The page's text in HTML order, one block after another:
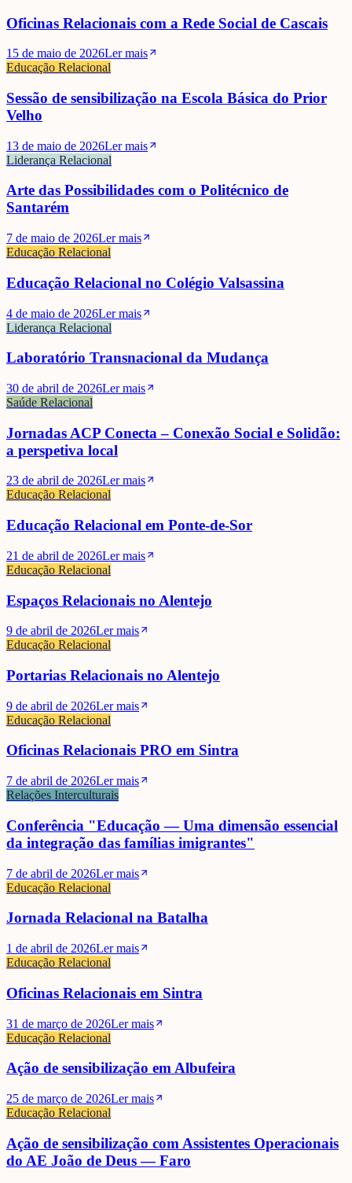
Oficinas Relacionais com a Rede Social de Cascais
15 de maio de 2026Ler mais
Educação Relacional
Sessão de sensibilização na Escola Básica do Prior
Velho
13 de maio de 2026Ler mais
Liderança Relacional
Arte das Possibilidades com o Politécnico de
Santarém
7 de maio de 2026Ler mais
Educação Relacional
Educação Relacional no Colégio Valsassina
4 de maio de 2026Ler mais
Liderança Relacional
Laboratório Transnacional da Mudança
30 de abril de 2026Ler mais
Saúde Relacional
Jornadas ACP Conecta – Conexão Social e Solidão:
a perspetiva local
23 de abril de 2026Ler mais
Educação Relacional
Educação Relacional em Ponte-de-Sor
21 de abril de 2026Ler mais
Educação Relacional
Espaços Relacionais no Alentejo
9 de abril de 2026Ler mais
Educação Relacional
Portarias Relacionais no Alentejo
9 de abril de 2026Ler mais
Educação Relacional
Oficinas Relacionais PRO em Sintra
7 de abril de 2026Ler mais
Relações Interculturais
Conferência "Educação — Uma dimensão essencial
da integração das famílias imigrantes"
7 de abril de 2026Ler mais
Educação Relacional
Jornada Relacional na Batalha
1 de abril de 2026Ler mais
Educação Relacional
Oficinas Relacionais em Sintra
31 de março de 2026Ler mais
Educação Relacional
Ação de sensibilização em Albufeira
25 de março de 2026Ler mais
Educação Relacional
Ação de sensibilização com Assistentes Operacionais
do AE João de Deus — Faro